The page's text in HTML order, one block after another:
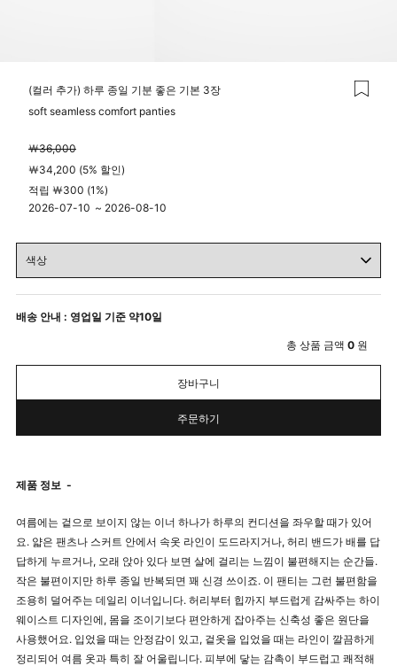
(컬러 추가) 하루 종일 기분 좋은 기본 3장
soft seamless comfort panties
￦36,000
￦34,200 (5% 할인)
적립 ￦300 (1%)
2026-07-10 ~ 2026-08-10
배송 안내 : 영업일 기준 약10일
총 상품 금액 0 원
장바구니
주문하기
제품 정보 -
여름에는 겉으로 보이지 않는 이너 하나가 하루의 컨디션을 좌우할 때가 있어
요. 얇은 팬츠나 스커트 안에서 속옷 라인이 도드라지거나, 허리 밴드가 배를 답
답하게 누르거나, 오래 앉아 있다 보면 살에 걸리는 느낌이 불편해지는 순간들.
작은 불편이지만 하루 종일 반복되면 꽤 신경 쓰이죠. 이 팬티는 그런 불편함을
조용히 덜어주는 데일리 이너입니다. 허리부터 힙까지 부드럽게 감싸주는 하이
웨이스트 디자인에, 몸을 조이기보다 편안하게 잡아주는 신축성 좋은 원단을
사용했어요. 입었을 때는 안정감이 있고, 겉옷을 입었을 때는 라인이 깔끔하게
정리되어 여름 옷과 특히 잘 어울립니다. 피부에 닿는 감촉이 부드럽고 쾌적해